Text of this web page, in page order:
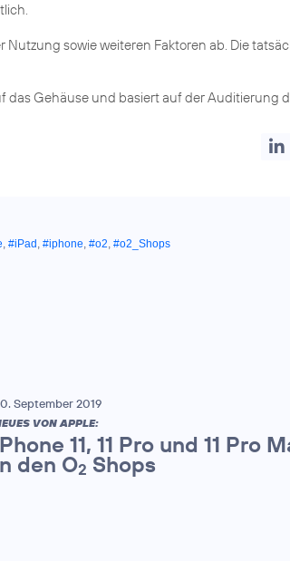
sowie weiteren Faktoren ab. Die
das Gehäuse und basiert auf der Auditierung
, #iPad , #iphone, #o2, #o2_Shops
September 2019
VON APPLE:
11, 11 Pro und 11
den O2 Shops